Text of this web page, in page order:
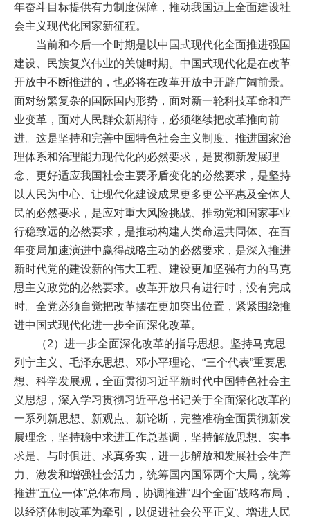
年奋斗目标提供有力制度保障，推动我国迈上全面建设社
会主义现代化国家新征程。
当前和今后一个时期是以中国式现代化全面推进强国
建设、民族复兴伟业的关键时期。中国式现代化是在改革
开放中不断推进的，也必将在改革开放中开辟广阔前景。
面对纷繁复杂的国际国内形势，面对新一轮科技革命和产
业变革，面对人民群众新期待，必须继续把改革推向前
进。这是坚持和完善中国特色社会主义制度、推进国家治
理体系和治理能力现代化的必然要求，是贯彻新发展理
念、更好适应我国社会主要矛盾变化的必然要求，是坚持
以人民为中心、让现代化建设成果更多更公平惠及全体人
民的必然要求，是应对重大风险挑战、推动党和国家事业
行稳致远的必然要求，是推动构建人类命运共同体、在百
年变局加速演进中赢得战略主动的必然要求，是深入推进
新时代党的建设新的伟大工程、建设更加坚强有力的马克
思主义政党的必然要求。改革开放只有进行时，没有完成
时。全党必须自觉把改革摆在更加突出位置，紧紧围绕推
进中国式现代化进一步全面深化改革。
（2）进一步全面深化改革的指导思想。坚持马克思
列宁主义、毛泽东思想、邓小平理论、“三个代表”重要思
想、科学发展观，全面贯彻习近平新时代中国特色社会主
义思想，深入学习贯彻习近平总书记关于全面深化改革的
一系列新思想、新观点、新论断，完整准确全面贯彻新发
展理念，坚持稳中求进工作总基调，坚持解放思想、实事
求是、与时俱进、求真务实，进一步解放和发展社会生产
力、激发和增强社会活力，统筹国内国际两个大局，统筹
推进“五位一体”总体布局，协调推进“四个全面”战略布局，
以经济体制改革为牵引，以促进社会公平正义、增进人民